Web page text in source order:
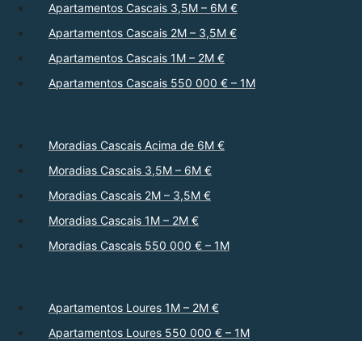
Apartamentos Cascais 3,5M – 6M €
Apartamentos Cascais 2M – 3,5M €
Apartamentos Cascais 1M – 2M €
Apartamentos Cascais 550 000 € – 1M
Moradias Cascais Acima de 6M €
Moradias Cascais 3,5M – 6M €
Moradias Cascais 2M – 3,5M €
Moradias Cascais 1M – 2M €
Moradias Cascais 550 000 € – 1M
Apartamentos Loures 1M – 2M €
Apartamentos Loures 550 000 € – 1M